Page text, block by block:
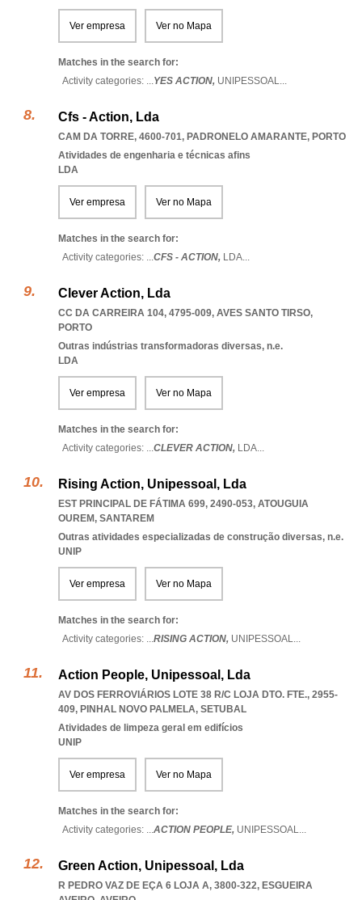
Ver empresa Ver no Mapa
Matches in the search for:
Activity categories: ...YES ACTION, UNIPESSOAL...
Cfs - Action, Lda
CAM DA TORRE, 4600-701, PADRONELO AMARANTE, PORTO
Atividades de engenharia e técnicas afins
LDA
Ver empresa Ver no Mapa
Matches in the search for:
Activity categories: ...CFS - ACTION, LDA...
Clever Action, Lda
CC DA CARREIRA 104, 4795-009, AVES SANTO TIRSO,
PORTO
Outras indústrias transformadoras diversas, n.e.
LDA
Ver empresa Ver no Mapa
Matches in the search for:
Activity categories: ...CLEVER ACTION, LDA...
Rising Action, Unipessoal, Lda
EST PRINCIPAL DE FÁTIMA 699, 2490-053, ATOUGUIA
OUREM, SANTAREM
Outras atividades especializadas de construção diversas, n.e.
UNIP
Ver empresa Ver no Mapa
Matches in the search for:
Activity categories: ...RISING ACTION, UNIPESSOAL...
Action People, Unipessoal, Lda
AV DOS FERROVIÁRIOS LOTE 38 R/C LOJA DTO. FTE., 2955-
409, PINHAL NOVO PALMELA, SETUBAL
Atividades de limpeza geral em edifícios
UNIP
Ver empresa Ver no Mapa
Matches in the search for:
Activity categories: ...ACTION PEOPLE, UNIPESSOAL...
Green Action, Unipessoal, Lda
R PEDRO VAZ DE EÇA 6 LOJA A, 3800-322, ESGUEIRA